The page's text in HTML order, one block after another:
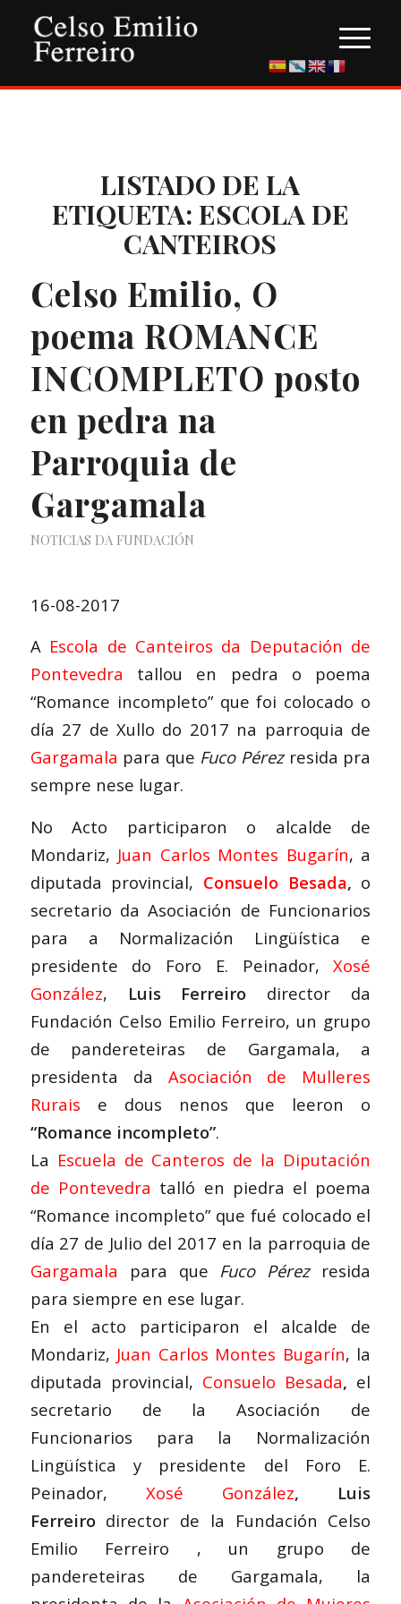
LISTADO DE LA
ETIQUETA: ESCOLA DE
CANTEIROS
Celso Emilio, O
poema ROMANCE
INCOMPLETO posto
en pedra na
Parroquia de
Gargamala
NOTICIAS DA FUNDACIÓN
16-08-2017
AEscola de Canteiros da Deputación de
Pontevedra tallou en pedra o poema
“Romance incompleto” que foi colocado o
día 27 de Xullo do 2017 na parroquia de
Gargamala para que Fuco Pérezresida pra
sempre nese lugar.
No Acto participaron o alcalde de
Mondariz, Juan Carlos Montes Bugarín, a
diputada provincial, Consuelo Besada, o
secretario da Asociación de Funcionarios
para a Normalización Lingüística e
presidente do Foro E. Peinador,Xosé
González, Luis Ferreiro director da
Fundación Celso Emilio Ferreiro, un grupo
de pandereteiras de Gargamala, a
presidenta da Asociación de Mulleres
Rurais e dous nenos que leeron o
“Romance incompleto”.
La Escuela de Canteros de la Diputación
de Pontevedra talló en piedra el poema
“Romance incompleto” que fué colocado el
día 27 de Julio del 2017 en la parroquia de
Gargamala para que Fuco Pérezresida
para siempre en ese lugar.
En el acto participaron el alcalde de
Mondariz, Juan Carlos Montes Bugarín, la
diputada provincial, Consuelo Besada, el
secretario de la Asociación de
Funcionarios para la Normalización
Lingüística y presidente del Foro E.
Peinador, Xosé González, Luis
Ferreirodirector de la Fundación Celso
Emilio Ferreiro , un grupo de
pandereteiras de Gargamala, la